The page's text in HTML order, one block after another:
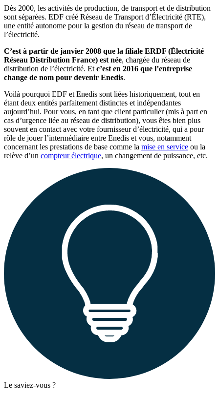
Dès 2000, les activités de production, de transport et de distribution
sont séparées. EDF créé Réseau de Transport d’Électricité (RTE),
une entité autonome pour la gestion du réseau de transport de
l’électricité.
C’est à partir de janvier 2008 que la filiale ERDF (Électricité
Réseau Distribution France) est née, chargée du réseau de
distribution de l’électricité. Et c’est en 2016 que l’entreprise
change de nom pour devenir Enedis.
Voilà pourquoi EDF et Enedis sont liées historiquement, tout en
étant deux entités parfaitement distinctes et indépendantes
aujourd’hui. Pour vous, en tant que client particulier (mis à part en
cas d’urgence liée au réseau de distribution), vous êtes bien plus
souvent en contact avec votre fournisseur d’électricité, qui a pour
rôle de jouer l’intermédiaire entre Enedis et vous, notamment
concernant les prestations de base comme la mise en service ou la
relève d’un compteur électrique, un changement de puissance, etc.
Le saviez-vous ?